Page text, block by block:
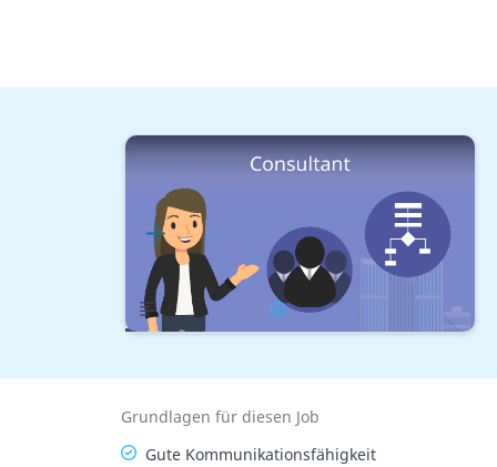
Berufe mit Studium Consulting
Consultant
Lernplan
Übersicht Gehalt
Grundlagen für diesen Job
Gute Kommunikationsfähigkeit